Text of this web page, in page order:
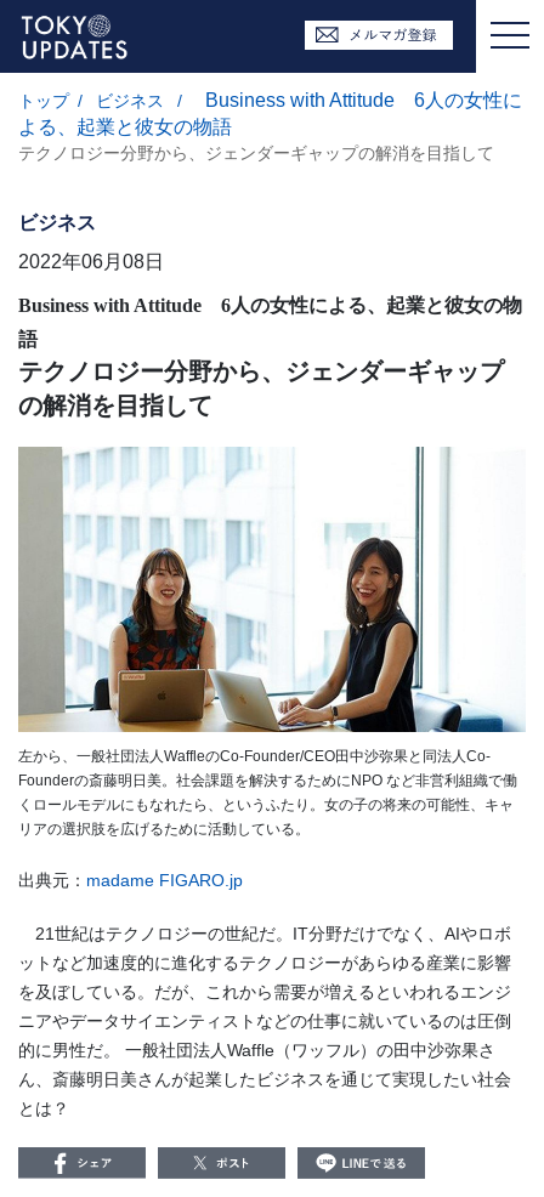
トップ / ビジネス /
Business with Attitude 6人の女性に
よる、起業と彼女の物語
テクノロジー分野から、ジェンダーギャップの解消を目指して
ビジネス
2022年06月08日
Business with Attitude 6人の女性による、起業と彼女の物
語
テクノロジー分野から、ジェンダーギャップ
の解消を目指して
左から、一般社団法人WaffleのCo-Founder/CEO田中沙弥果と同法人Co-
Founderの斎藤明日美。社会課題を解決するためにNPO など非営利組織で働
くロールモデルにもなれたら、というふたり。女の子の将来の可能性、キャ
リアの選択肢を広げるために活動している。
出典元： madame FIGARO.jp
21世紀はテクノロジーの世紀だ。IT分野だけでなく、AIやロボ
ットなど加速度的に進化するテクノロジーがあらゆる産業に影響
を及ぼしている。だが、これから需要が増えるといわれるエンジ
ニアやデータサイエンティストなどの仕事に就いているのは圧倒
的に男性だ。 一般社団法人Waffle（ワッフル）の田中沙弥果さ
ん、斎藤明日美さんが起業したビジネスを通じて実現したい社会
とは？